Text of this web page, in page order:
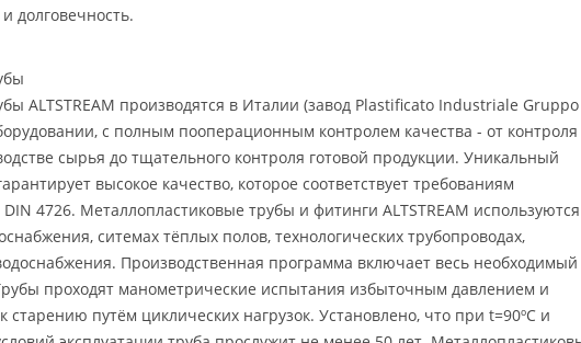
долговечность.
ALTSTREAM производятся в Италии (завод Plastificato Industriale Gruppo
с полным пооперационным контролем качества - от контроля
сырья до тщательного контроля готовой продукции. Уникальный
высокое качество, которое соответствует требованиям
4726. Металлопластиковые трубы и фитинги ALTSTREAM
ситемах тёплых полов, технологических трубопроводах,
Производственная программа включает весь необходимый
проходят манометрические испытания избыточным давлением и
старению путём циклических нагрузок. Установлено, что при t=90ºС и